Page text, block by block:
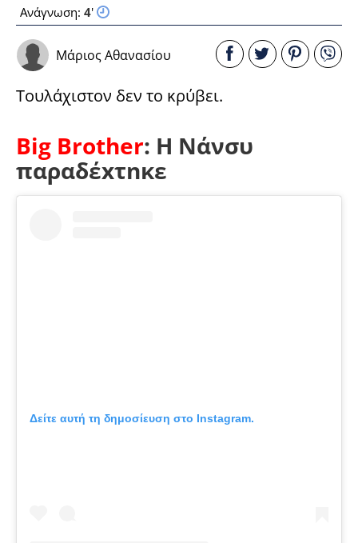
Ανάγνωση: 4'
Μάριος Αθανασίου
Τουλάχιστον δεν το κρύβει.
Big Brother: Η Νάνσυ
παραδέxτnκε
Δείτε αυτή τη δημοσίευση στο Instagram.